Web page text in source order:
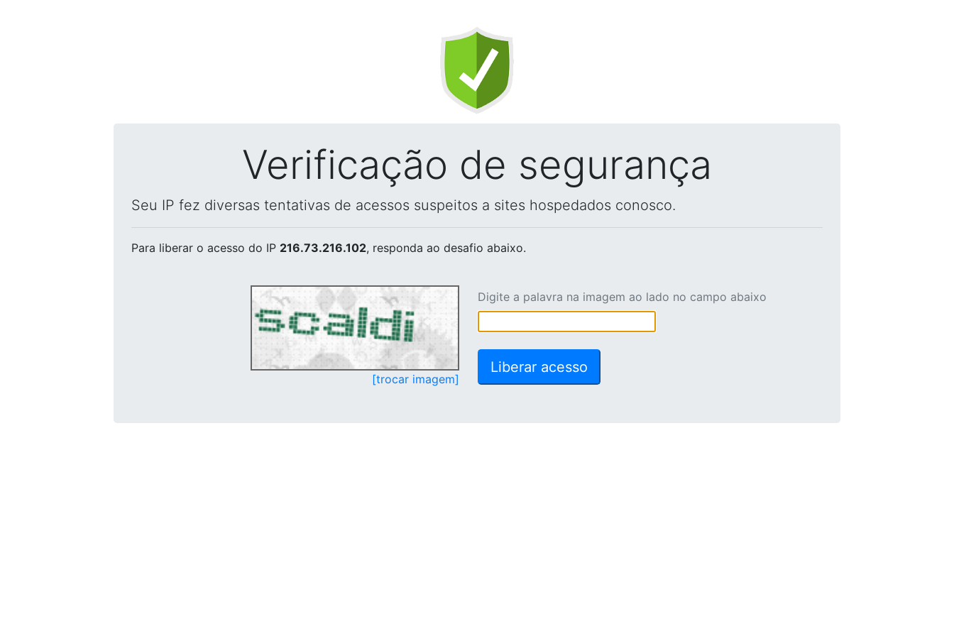
Verificação de segurança
Seu IP fez diversas tentativas de acessos suspeitos a sites hospedados conosco.
Para liberar o acesso do IP 216.73.216.102, responda ao desafio abaixo.
[trocar imagem]
Digite a palavra na imagem ao lado no campo abaixo